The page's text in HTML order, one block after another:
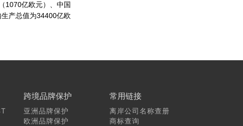
1070亿欧元）、中国
产总值为34400亿欧
跨境品牌保护
亚洲品牌保护
欧洲品牌保护
常用链接
离岸公司名称查册
商标查询